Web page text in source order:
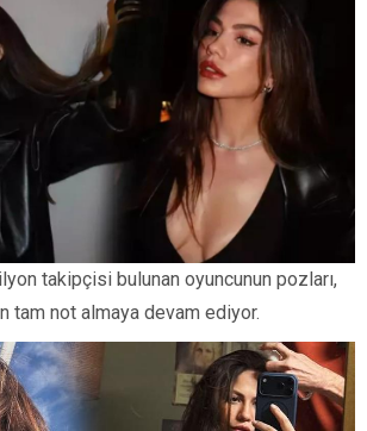
takipçisi bulunan oyuncunun pozları,
tam not almaya devam ediyor.